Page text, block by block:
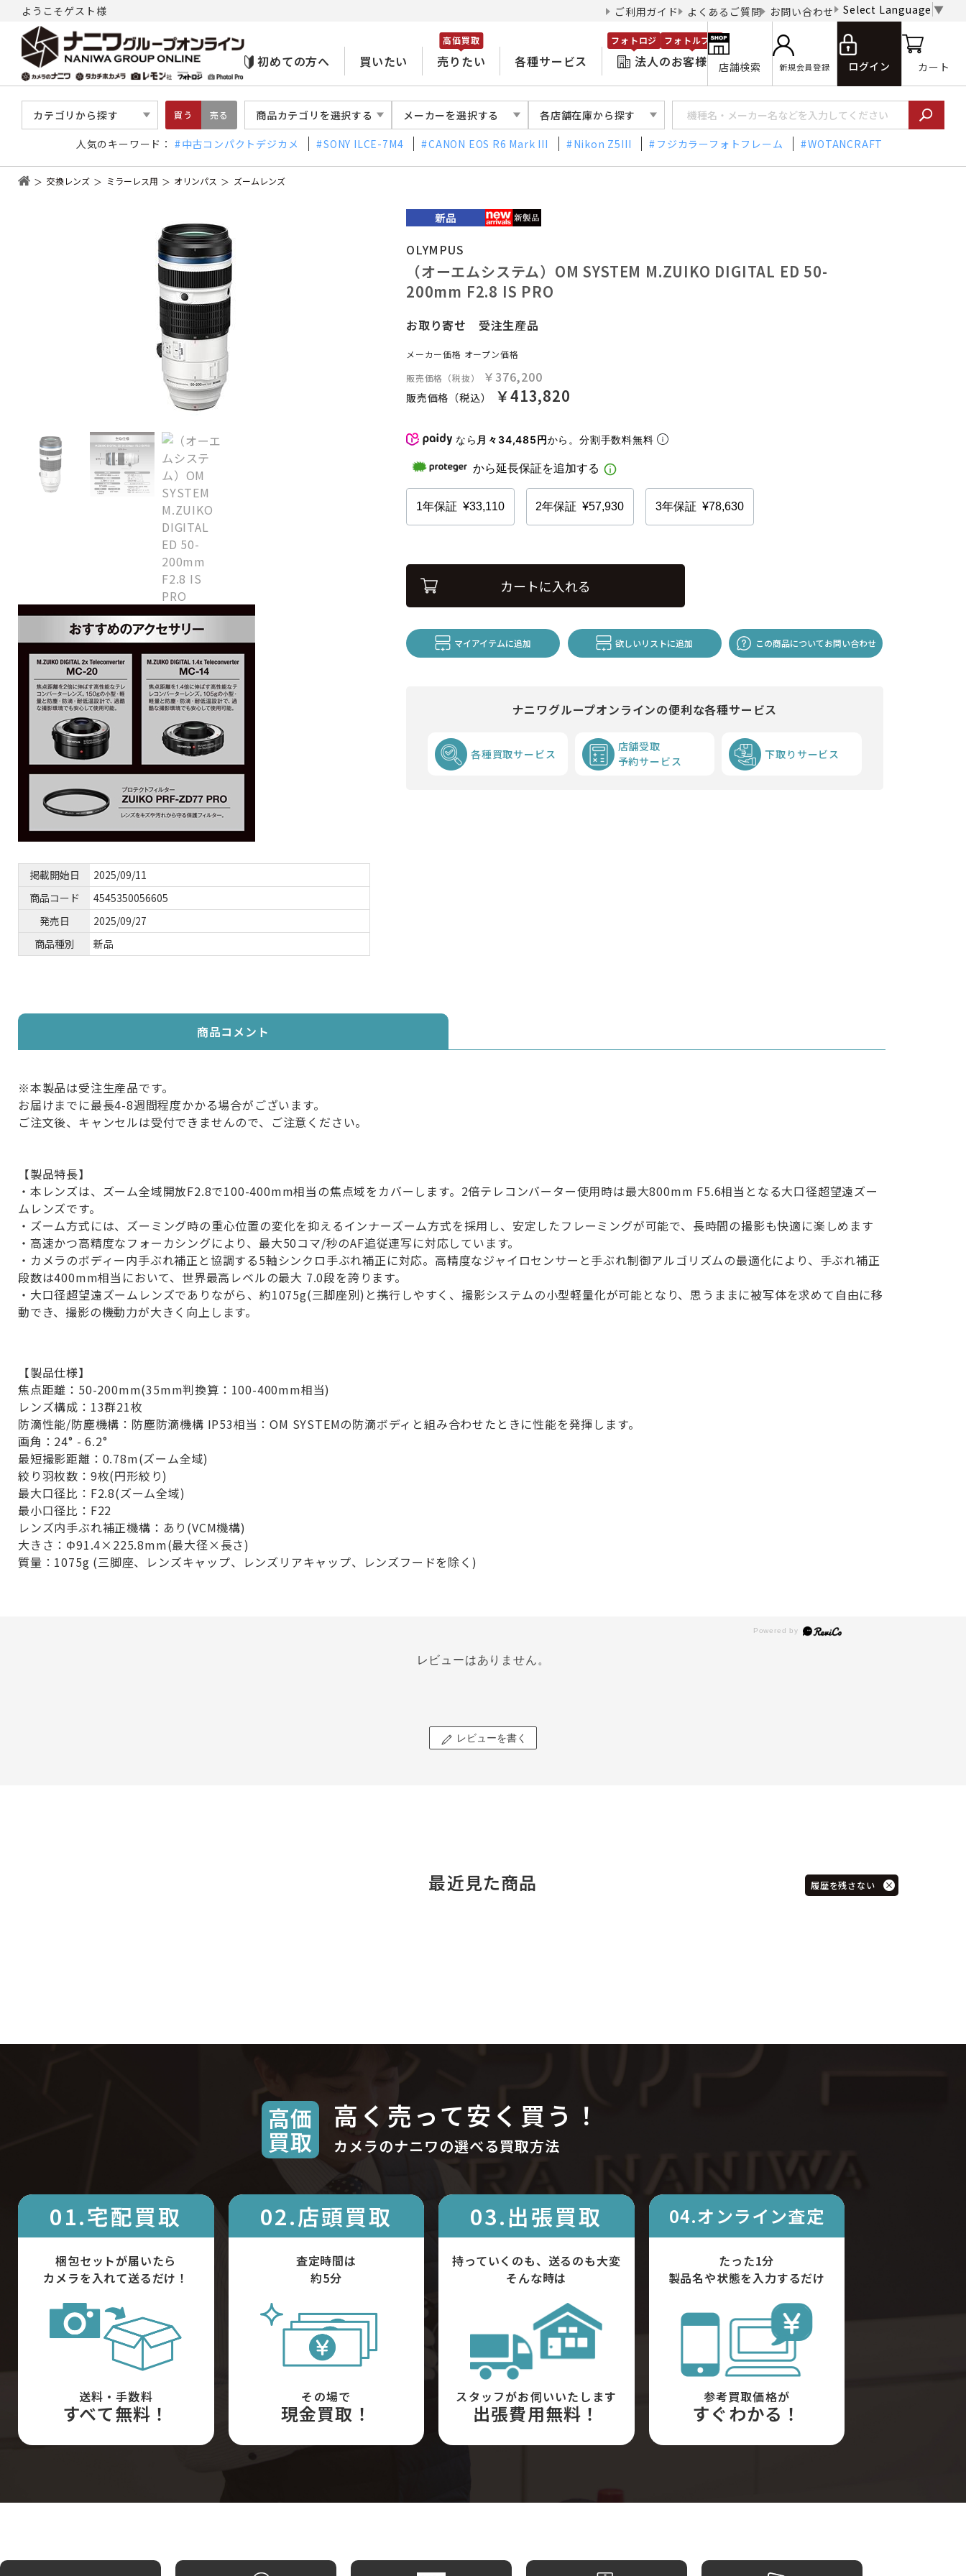
ようこそゲスト様 ご利用ガイド よくあるご質問 お問い合わせ Select Language ▼
初めての方へ 買いたい 売りたい
高価買取
各種サービス 法人のお客様
フォトロジ フォトルプロ
店舗検索 新規会員登録 ログイン カート
カテゴリから探す 買う 売る 商品カテゴリを選択する メーカーを選択する 各店舗在庫から探す
人気のキーワード： 中古コンパクトデジカメ SONY ILCE-7M4 CANON EOS R6 Mark III Nikon Z5III フジカラーフォトフレーム WOTANCRAFT
交換レンズ ミラーレス用 オリンパス ズームレンズ
掲載開始日
2025/09/11
商品コード
4545350056605
発売日
2025/09/27
商品種別
新品
OLYMPUS
（オーエムシステム）OM SYSTEM M.ZUIKO DIGITAL ED 50-
200mm F2.8 IS PRO
お取り寄せ 受注生産品
メーカー価格 オープン価格
販売価格（税抜）
￥376,200
販売価格（税込） ￥413,820
なら 月々34,485円から。分割手数料無料
カートに入れる
マイアイテムに追加 欲しいリストに追加 この商品についてお問い合わせ
ナニワグループオンラインの便利な各種サービス
各種買取サービス
店舗受取
予約サービス
下取りサービス
商品コメント
※本製品は受注生産品です。
お届けまでに最長4-8週間程度かかる場合がございます。
ご注文後、キャンセルは受付できませんので、ご注意ください。
【製品特長】
・本レンズは、ズーム全域開放F2.8で100-400mm相当の焦点域をカバーします。2倍テレコンバーター使用時は最大800mm F5.6相当となる大口径超望遠ズー
ムレンズです。
・ズーム方式には、ズーミング時の重心位置の変化を抑えるインナーズーム方式を採用し、安定したフレーミングが可能で、長時間の撮影も快適に楽しめます
・高速かつ高精度なフォーカシングにより、最大50コマ/秒のAF追従連写に対応しています。
・カメラのボディー内手ぶれ補正と協調する5軸シンクロ手ぶれ補正に対応。高精度なジャイロセンサーと手ぶれ制御アルゴリズムの最適化により、手ぶれ補正
段数は400mm相当において、世界最高レベルの最大 7.0段を誇ります。
・大口径超望遠ズームレンズでありながら、約1075g(三脚座別)と携行しやすく、撮影システムの小型軽量化が可能となり、思うままに被写体を求めて自由に移
動でき、撮影の機動力が大きく向上します。
【製品仕様】
焦点距離：50-200mm(35mm判換算：100-400mm相当)
レンズ構成：13群21枚
防滴性能/防塵機構：防塵防滴機構 IP53相当：OM SYSTEMの防滴ボディと組み合わせたときに性能を発揮します。
画角：24° - 6.2°
最短撮影距離：0.78m(ズーム全域)
絞り羽枚数：9枚(円形絞り)
最大口径比：F2.8(ズーム全域)
最小口径比：F22
レンズ内手ぶれ補正機構：あり(VCM機構)
大きさ：Φ91.4×225.8mm(最大径×長さ)
質量：1075g (三脚座、レンズキャップ、レンズリアキャップ、レンズフードを除く)
レビューはありません。
レビューを書く
最近見た商品 履歴を残さない
高価
買取
高く売って安く買う！
カメラのナニワの選べる買取方法
01.宅配買取
梱包セットが届いたら
カメラを入れて送るだけ！
送料・手数料
すべて無料！
02.店頭買取
査定時間は
約5分
その場で
現金買取！
03.出張買取
持っていくのも、送るのも大変
そんな時は
スタッフがお伺いいたします
出張費用無料！
04.オンライン査定
たった1分
製品名や状態を入力するだけ
参考買取価格が
すぐわかる！